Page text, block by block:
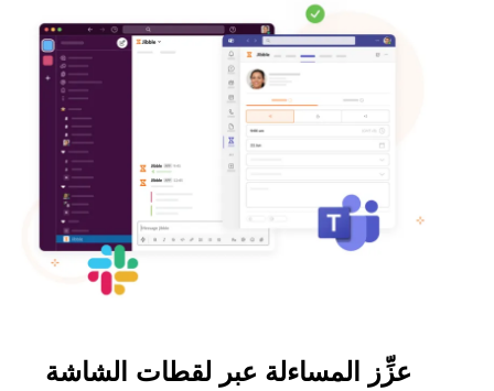
عزِّز المساءلة عبر لقطات الشاشة